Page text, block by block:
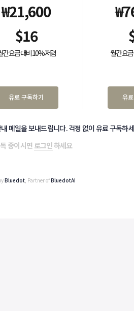
₩21,600
$16
간 요금 대비 10% 저렴
유료 구독하기
₩
월간 요
유
메일을 보내드립니다. 걱정 없이 유료 구독하
중이시면 로그인하세요
Bluedot , Partner ofBluedotAI